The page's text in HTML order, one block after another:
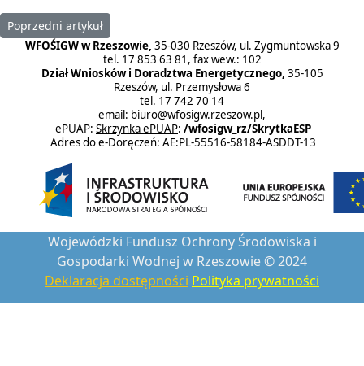
Poprzedni artykuł: Miejsca składania wniosków
Poprzedni artykuł
WFOŚIGW w Rzeszowie, 35-030 Rzeszów, ul. Zygmuntowska 9
tel. 17 853 63 81, fax wew.: 102
Dział Wniosków i Doradztwa Energetycznego, 35-105
Rzeszów, ul. Przemysłowa 6
tel. 17 742 70 14
email: biuro@wfosigw.rzeszow.pl,
ePUAP: Skrzynka ePUAP: /wfosigw_rz/SkrytkaESP
Adres do e-Doręczeń: AE:PL-55516-58184-ASDDT-13
Wojewódzki Fundusz Ochrony Środowiska i
Gospodarki Wodnej w Rzeszowie © 2024
Deklaracja dostępności Polityka prywatności